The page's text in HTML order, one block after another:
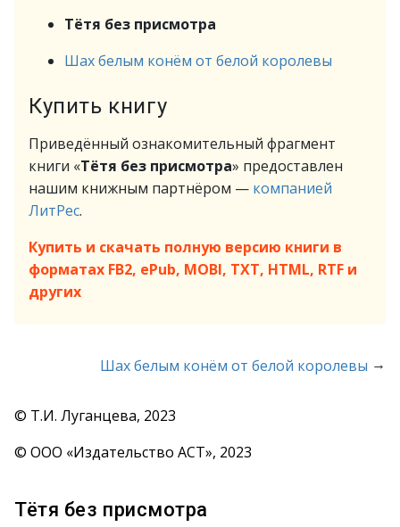
Тётя без присмотра
Шах белым конём от белой королевы
Купить книгу
Приведённый ознакомительный фрагмент
книги «Тётя без присмотра» предоставлен
нашим книжным партнёром — компанией
ЛитРес.
Купить и скачать полную версию книги в
форматах FB2, ePub, MOBI, TXT, HTML, RTF и
других
Шах белым конём от белой королевы →
© Т.И. Луганцева, 2023
© ООО «Издательство АСТ», 2023
Тётя без присмотра